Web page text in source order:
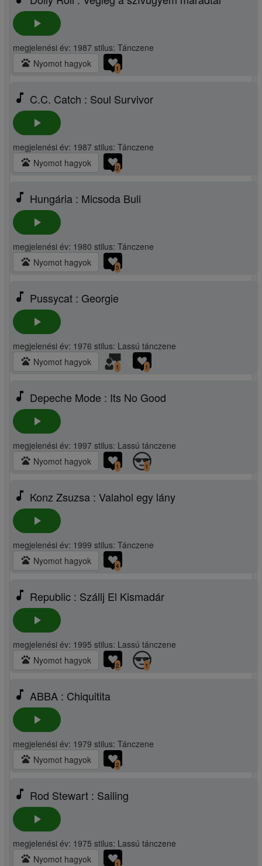
play_arrow
megjelenési év: 1987 stilus: Tánczene
pets Nyomot hagyok 1
music_note C.C. Catch : Soul Survivor
play_arrow
megjelenési év: 1987 stilus: Tánczene
pets Nyomot hagyok 2
music_note Hungária : Micsoda Buli
play_arrow
megjelenési év: 1980 stilus: Tánczene
pets Nyomot hagyok 5
music_note Pussycat : Georgie
play_arrow
megjelenési év: 1976 stilus: Lassú tánczene
pets Nyomot hagyok 1 1
music_note Depeche Mode : Its No Good
play_arrow
megjelenési év: 1997 stilus: Lassú tánczene
pets Nyomot hagyok 1 1
music_note Konz Zsuzsa : Valahol egy lány
play_arrow
megjelenési év: 1999 stilus: Tánczene
pets Nyomot hagyok 4
music_note Republic : Szállj El Kismadár
play_arrow
megjelenési év: 1995 stilus: Lassú tánczene
pets Nyomot hagyok 2 1
music_note ABBA : Chiquitita
play_arrow
megjelenési év: 1979 stilus: Tánczene
pets Nyomot hagyok 2
music_note Rod Stewart : Sailing
play_arrow
megjelenési év: 1975 stilus: Lassú tánczene
pets Nyomot hagyok 1